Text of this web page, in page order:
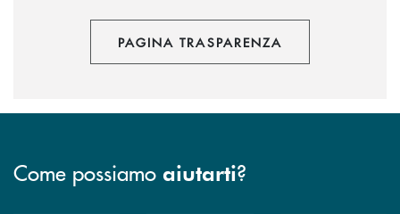
PAGINA TRASPARENZA
Come possiamo aiutarti?